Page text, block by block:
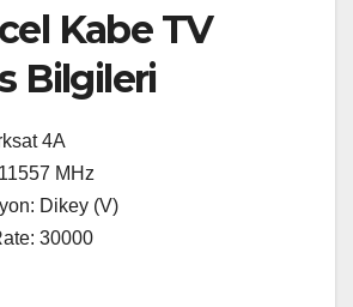
Kabe TV
Bilgileri
4A
MHz
Dikey (V)
30000